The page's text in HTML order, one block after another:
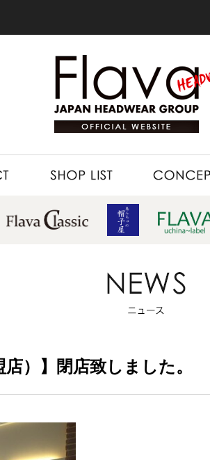
）】閉店致しました。